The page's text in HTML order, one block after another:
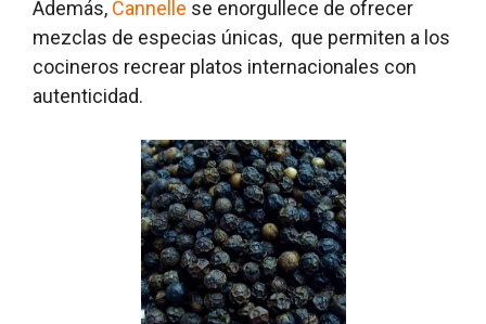
Además, Cannelle se enorgullece de ofrecer
mezclas de especias únicas, que permiten a los
cocineros recrear platos internacionales con
autenticidad.